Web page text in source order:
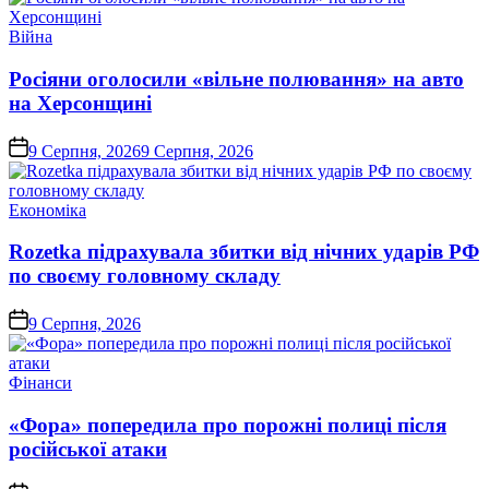
Опублікувати
Війна
Росіяни оголосили «вільне полювання» на авто
на Херсонщині
on9 Серпня, 20269 Серпня, 2026
Опублікувати
Економіка
Rozetka підрахувала збитки від нічних ударів РФ
по своєму головному складу
on9 Серпня, 2026
Опублікувати
Фінанси
«Фора» попередила про порожні полиці після
російської атаки